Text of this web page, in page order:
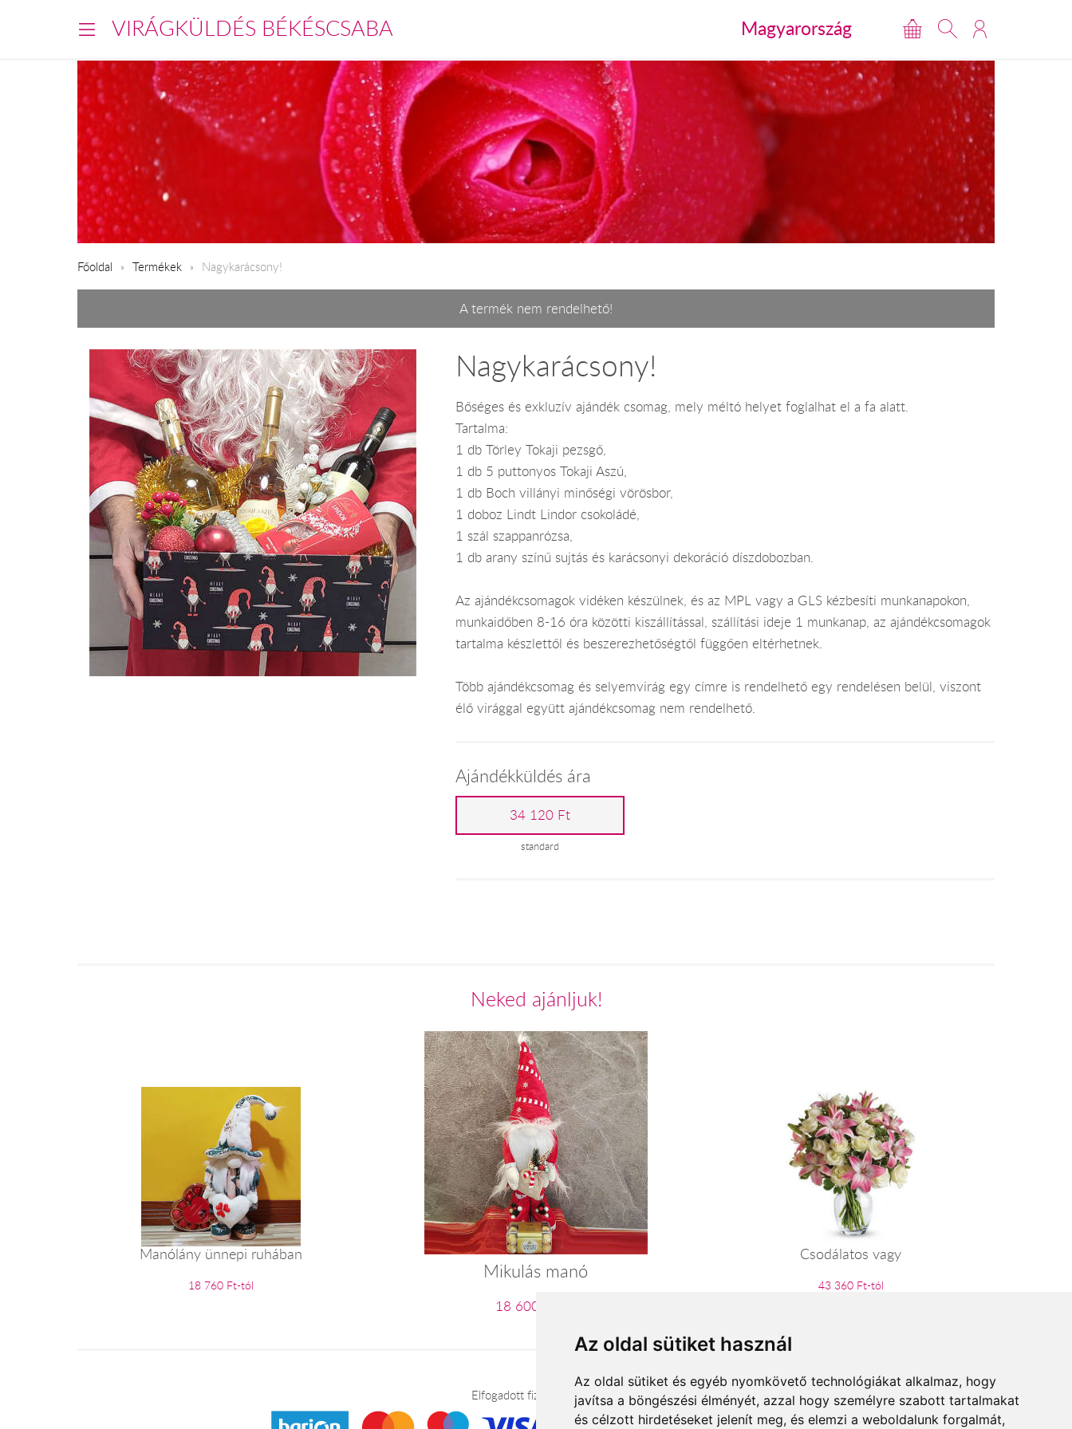
Az oldal sütiket használ
Az oldal sütiket és egyéb nyomkövető technológiákat alkalmaz, hogy
javítsa a böngészési élményét, azzal hogy személyre szabott tartalmakat
és célzott hirdetéseket jelenít meg, és elemzi a weboldalunk forgalmát,
VIRÁGKÜLDÉS BÉKÉSCSABA Magyarország
Főoldal Termékek Nagykarácsony!
A termék nem rendelhető!
Nagykarácsony!
Bőséges és exkluzív ajándék csomag, mely méltó helyet foglalhat el a fa alatt.
Tartalma:
1 db Törley Tokaji pezsgő,
1 db 5 puttonyos Tokaji Aszú,
1 db Boch villányi minőségi vörösbor,
1 doboz Lindt Lindor csokoládé,
1 szál szappanrózsa,
1 db arany színű sujtás és karácsonyi dekoráció díszdobozban.
Az ajándékcsomagok vidéken készülnek, és az MPL vagy a GLS kézbesíti munkanapokon,
munkaidőben 8-16 óra közötti kiszállítással, szállítási ideje 1 munkanap, az ajándékcsomagok
tartalma készlettől és beszerezhetőségtől függően eltérhetnek.
Több ajándékcsomag és selyemvirág egy címre is rendelhető egy rendelésen belül, viszont
élő virággal együtt ajándékcsomag nem rendelhető.
Ajándékküldés ára
34 120 Ft
standard
Neked ajánljuk!
Manólány ünnepi ruhában
18 760 Ft-tól
Mikulás manó
18 600 Ft-tól
Csodálatos vagy
43 360 Ft-tól
Elfogadott fizetési módok